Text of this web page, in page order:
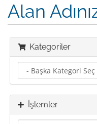
Alan
Kategoriler
İşlemler